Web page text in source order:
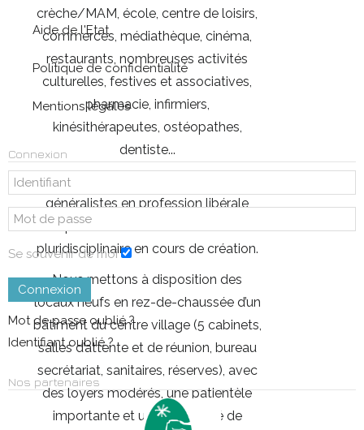
crèche/MAM, école, centre de loisirs,
commerces, médiathèque, cinéma,
restaurants, nombreuses activités
culturelles, festives et associatives,
pharmacie, infirmiers,
kinésithérapeutes, ostéopathes,
dentiste...
Nous recherchons des médecins
généralistes en profession libérale
pour notre maison de santé
pluridisciplinaire en cours de création.
Nous mettons à disposition des
locaux neufs en rez-de-chaussée d’un
bâtiment du centre village (5 cabinets,
salles d’attente et de réunion, bureau
secrétariat, sanitaires, réserves), avec
des loyers modérés, une patientèle
importante et une possibilité de
Aide de l'Etat
Politique de confidentialité
Mentions légales
Connexion
Se souvenir de moi
Connexion
Mot de passe oublié ?
Identifiant oublié ?
Nos partenaires